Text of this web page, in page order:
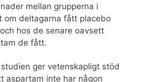
mellan grupperna i
om deltagarna fått placebo
hos de senare oavsett
de fått.
ger vetenskapligt stöd
aspartam inte har någon